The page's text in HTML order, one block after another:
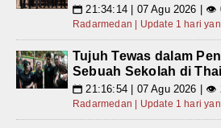
📅 21:34:14 | 07 Agu 2026 | 👁
Radarmedan | Update 1 hari
Tujuh Tewas dalam
Sebuah Sekolah di
📅 21:16:54 | 07 Agu 2026 | 👁
Radarmedan | Update 1 hari